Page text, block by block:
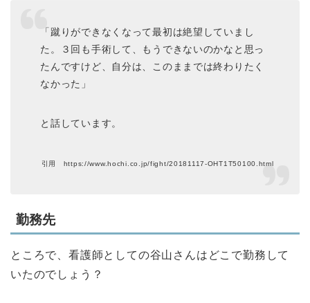
「蹴りができなくなって最初は絶望していまし
た。３回も手術して、もうできないのかなと思っ
たんですけど、自分は、このままでは終わりたく
なかった」
と話しています。
引用 https://www.hochi.co.jp/fight/20181117-OHT1T50100.html
勤務先
ところで、看護師としての谷山さんはどこで勤務して
いたのでしょう？